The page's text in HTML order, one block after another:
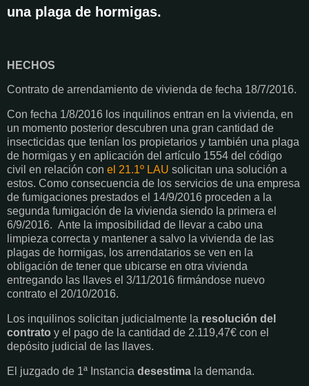
una plaga de hormigas.
HECHOS
Contrato de arrendamiento de vivienda de fecha 18/7/2016.
Con fecha 1/8/2016 los inquilinos entran en la vivienda, en
un momento posterior descubren una gran cantidad de
insecticidas que tenían los propietarios y también una plaga
de hormigas y en aplicación del artículo 1554 del código
civil en relación con el 21.1º LAU solicitan una solución a
estos. Como consecuencia de los servicios de una empresa
de fumigaciones prestados el 14/9/2016 proceden a la
segunda fumigación de la vivienda siendo la primera el
6/9/2016. Ante la imposibilidad de llevar a cabo una
limpieza correcta y mantener a salvo la vivienda de las
plagas de hormigas, los arrendatarios se ven en la
obligación de tener que ubicarse en otra vivienda
entregando las llaves el 3/11/2016 firmándose nuevo
contrato el 20/10/2016.
Los inquilinos solicitan judicialmente la resolución del
contrato y el pago de la cantidad de 2.119,47€ con el
depósito judicial de las llaves.
El juzgado de 1ª Instancia desestima la demanda.